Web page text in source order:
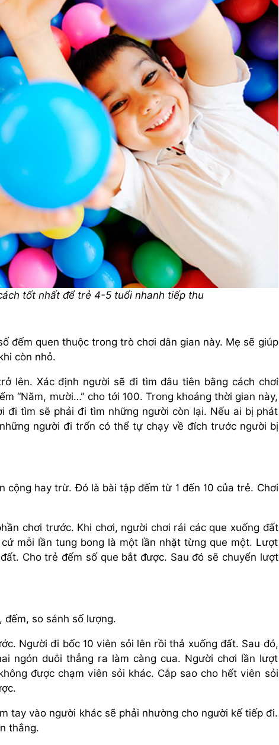
tốt nhất để trẻ 4-5 tuổi nhanh tiếp thu
đếm quen thuộc trong trò chơi dân gian này. Mẹ sẽ giúp
còn nhỏ.
lên. Xác định người sẽ đi tìm đâu tiên bằng cách chơi
“Năm, mười…” cho tới 100. Trong khoảng thời gian này,
đi tìm sẽ phải đi tìm những người còn lại. Nếu ai bị phát
người đi trốn có thể tự chạy về đích trước người bị
hay trừ. Đó là bài tập đếm từ 1 đến 10 của trẻ. Chơi
chơi trước. Khi chơi, người chơi rải các que xuống đất
mỗi lần tung bong là một lần nhặt từng que một. Lượt
Cho trẻ đếm số que bắt được. Sau đó sẽ chuyển lượt
đếm, so sánh số lượng.
Người đi bốc 10 viên sỏi lên rồi thả xuống đất. Sau đó,
ngón duỗi thẳng ra làm càng cua. Người chơi lần lượt
được chạm viên sỏi khác. Cắp sao cho hết viên sỏi
tay vào người khác sẽ phải nhường cho người kế tiếp đi.
thắng.